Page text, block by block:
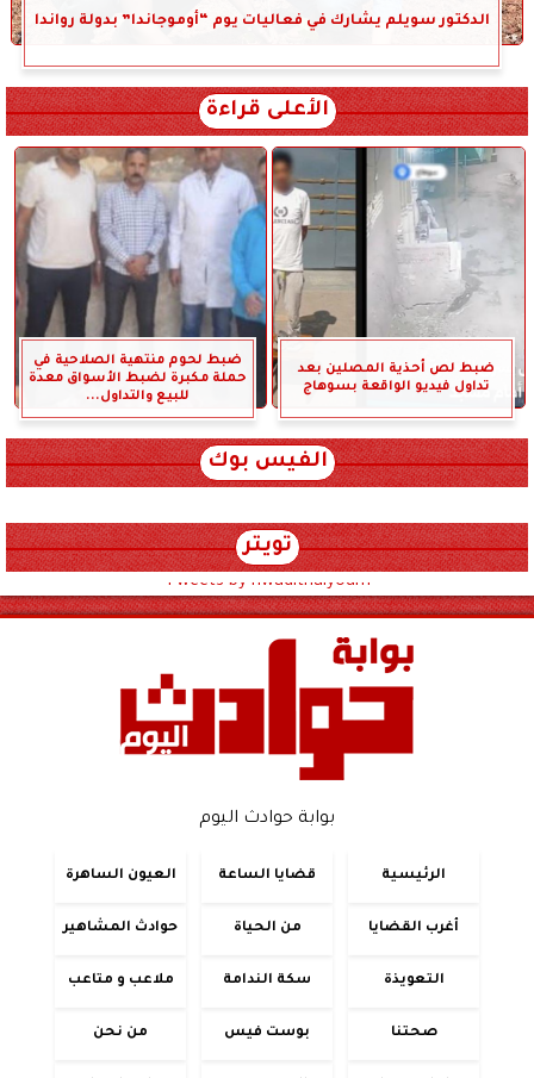
الدكتور سويلم يشارك في فعاليات يوم “أوموجاندا” بدولة رواندا
الأعلى قراءة
ضبط لص أحذية المصلين بعد
تداول فيديو الواقعة بسوهاج
ضبط لحوم منتهية الصلاحية في
حملة مكبرة لضبط الأسواق معدة
للبيع والتداول...
الفيس بوك
تويتر
Tweets by hwadithalyoum
بوابة حوادث اليوم
الرئيسية قضايا الساعة العيون الساهرة
أغرب القضايا من الحياة حوادث المشاهير
التعويذة سكة الندامة ملاعب و متاعب
صحتنا بوست فيس من نحن